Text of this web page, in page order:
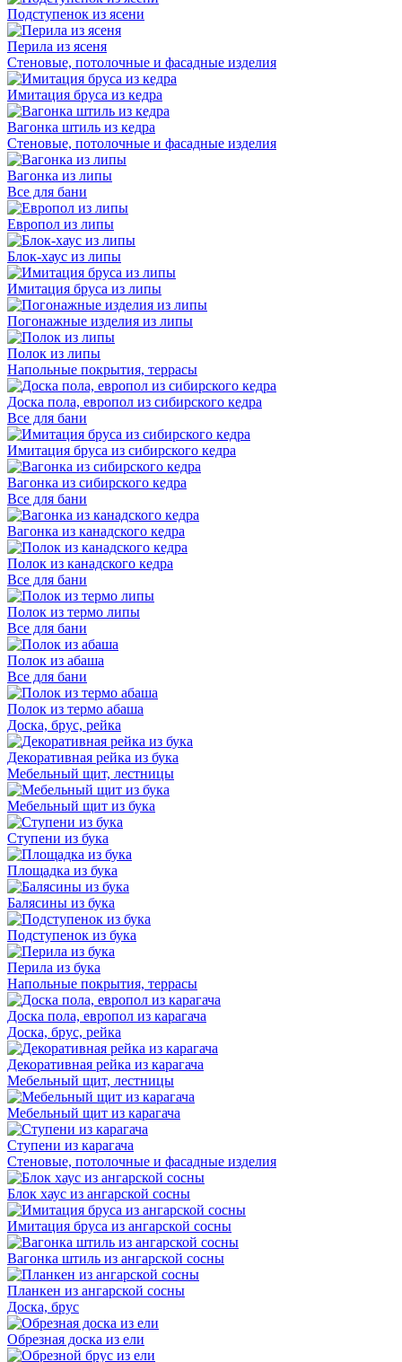
Подступенок из ясени
Перила из ясеня
Стеновые, потолочные и фасадные изделия
Имитация бруса из кедра
Вагонка штиль из кедра
Стеновые, потолочные и фасадные изделия
Вагонка из липы
Все для бани
Европол из липы
Блок-хаус из липы
Имитация бруса из липы
Погонажные изделия из липы
Полок из липы
Напольные покрытия, террасы
Доска пола, европол из сибирского кедра
Все для бани
Имитация бруса из сибирского кедра
Вагонка из сибирского кедра
Все для бани
Вагонка из канадского кедра
Полок из канадского кедра
Все для бани
Полок из термо липы
Все для бани
Полок из абаша
Все для бани
Полок из термо абаша
Доска, брус, рейка
Декоративная рейка из бука
Мебельный щит, лестницы
Мебельный щит из бука
Ступени из бука
Площадка из бука
Балясины из бука
Подступенок из бука
Перила из бука
Напольные покрытия, террасы
Доска пола, европол из карагача
Доска, брус, рейка
Декоративная рейка из карагача
Мебельный щит, лестницы
Мебельный щит из карагача
Ступени из карагача
Стеновые, потолочные и фасадные изделия
Блок хаус из ангарской сосны
Имитация бруса из ангарской сосны
Вагонка штиль из ангарской сосны
Планкен из ангарской сосны
Доска, брус
Обрезная доска из ели